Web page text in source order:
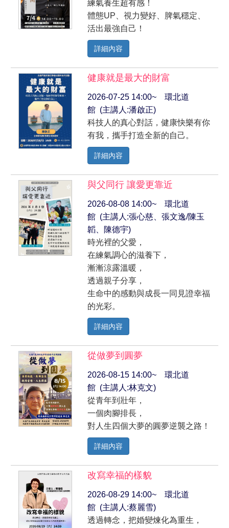
練氣養生超有感！
體態UP、視力變好、脾氣穩定、
活出最強自己！
詳細內容
健康就是最大的財富
2026-07-25 14:00~ 環北道
館 (主講人:潘啟正)
科技人的真心對話，健康快樂有你
有我，攜手打造全新的自己。
詳細內容
與父同行 讓愛更靠近
2026-08-08 14:00~ 環北道
館 (主講人:張心慈、張文逸/陳玉
韜、陳德宇)
時光裡的父愛，
在練氣調心的滋養下，
漸漸涼露溫暖，
透過親子分享，
生命中的感動與成長一同見證幸福
的光彩。
詳細內容
從做夢到圓夢
2026-08-15 14:00~ 環北道
館 (主講人:林克文)
從青年到壯年，
一個肉腳排長，
對人生四個大夢的圓夢逆襲之路！
詳細內容
改寫幸福的樣貌
2026-08-29 14:00~ 環北道
館 (主講人:蔡麗雪)
透過轉念，把婚變煉化為重生，